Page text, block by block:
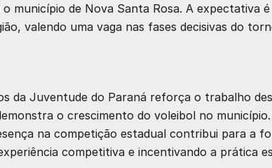
município de Nova Santa Rosa. A expectativa
valendo uma vaga nas fases decisivas do
da Juventude do Paraná reforça o trabalho
o crescimento do voleibol no município.
na competição estadual contribui para a
competitiva e incentivando a prática